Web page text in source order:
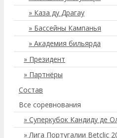
Каза ду Драгау
Бассейны Кампанья
Академия бильярда
Президент
Партнёры
Состав
Все соревнования
Суперкубок Кандиду де
Лига Португалии Betclic